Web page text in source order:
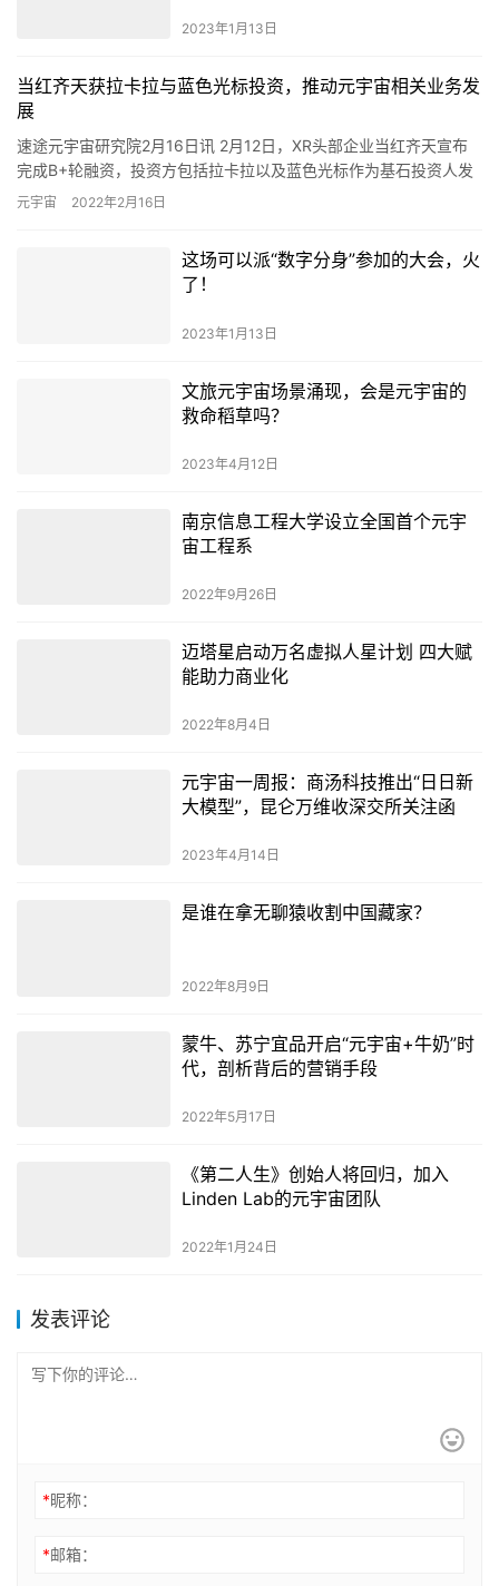
2023年1月13日
当红齐天获拉卡拉与蓝色光标投资，推动元宇宙相关业务发
展
速途元宇宙研究院2月16日讯 2月12日，XR头部企业当红齐天宣布
完成B+轮融资，投资方包括拉卡拉以及蓝色光标作为基石投资人发
起设立的蓝图海兴基金。 本轮融资将用于三方共同研发、探…
元宇宙 2022年2月16日
这场可以派“数字分身”参加的大会，火
了！
2023年1月13日
文旅元宇宙场景涌现，会是元宇宙的
救命稻草吗？
2023年4月12日
南京信息工程大学设立全国首个元宇
宙工程系
2022年9月26日
迈塔星启动万名虚拟人星计划 四大赋
能助力商业化
2022年8月4日
元宇宙一周报：商汤科技推出“日日新
大模型”，昆仑万维收深交所关注函
2023年4月14日
是谁在拿无聊猿收割中国藏家？
2022年8月9日
蒙牛、苏宁宜品开启“元宇宙+牛奶”时
代，剖析背后的营销手段
2022年5月17日
《第二人生》创始人将回归，加入
Linden Lab的元宇宙团队
2022年1月24日
发表评论
*昵称：
*邮箱：